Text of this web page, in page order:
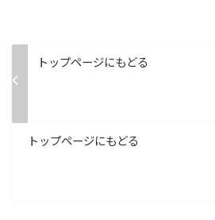
トップページにもどる
トップページにもどる